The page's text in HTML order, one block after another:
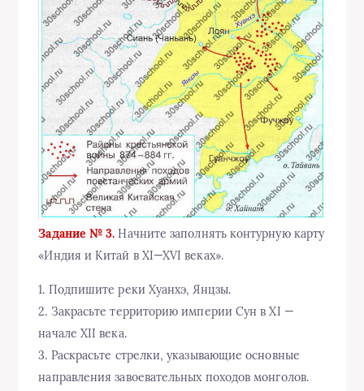
Задание № 3. Начните заполнять контурную карту
«Индия и Китай в XI—XVI веках».
1. Подпишите реки Хуанхэ, Янцзы.
2. Закрасьте территорию империи Сун в XI —
начале XII века.
3. Раскрасьте стрелки, указывающие основные
направления завоевательных походов монголов.